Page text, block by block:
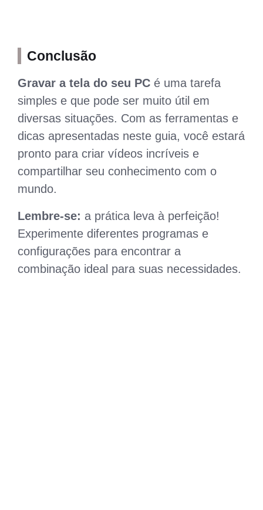
Conclusão
Gravar a tela do seu PC é uma tarefa
simples e que pode ser muito útil em
diversas situações. Com as ferramentas e
dicas apresentadas neste guia, você estará
pronto para criar vídeos incríveis e
compartilhar seu conhecimento com o
mundo.
Lembre-se: a prática leva à perfeição!
Experimente diferentes programas e
configurações para encontrar a
combinação ideal para suas necessidades.